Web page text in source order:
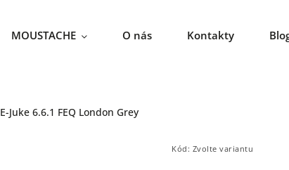
MOUSTACHE O nás Kontakty
E-Juke 6.6.1 FEQ London Grey
Kód: Zvolte variantu